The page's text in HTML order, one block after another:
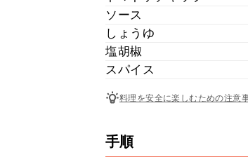
ソース
しょうゆ
塩胡椒
スパイス
料理を安全に楽しむための注意
手順